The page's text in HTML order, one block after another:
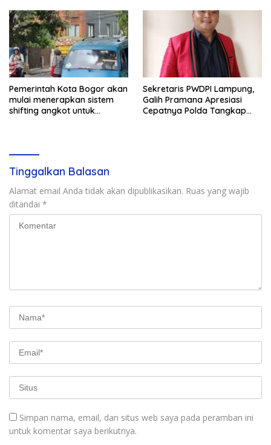
Pemerintah Kota Bogor akan
mulai menerapkan sistem
shifting angkot untuk
Sekretaris PWDPI Lampung,
Galih Pramana Apresiasi
Cepatnya Polda Tangkap
Tinggalkan Balasan
Alamat email Anda tidak akan dipublikasikan. Ruas yang wajib
ditandai *
Simpan nama, email, dan situs web saya pada peramban ini
untuk komentar saya berikutnya.